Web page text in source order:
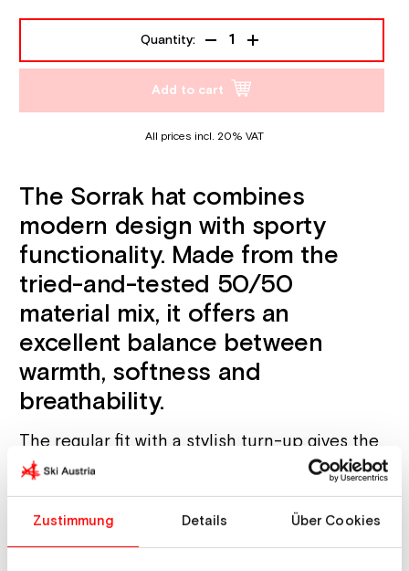
Zustimmung Details Über Cookies
Quantity:
Add to cart
All prices incl. 20% VAT
The Sorrak hat combines
modern design with sporty
functionality. Made from the
tried-and-tested 50/50
material mix, it offers an
excellent balance between
warmth, softness and
breathability.
The regular fit with a stylish turn-up gives the
hat a contemporary look that is perfect for
winter sports and everyday wear. Thanks to
the inner fleece, additional comfort is